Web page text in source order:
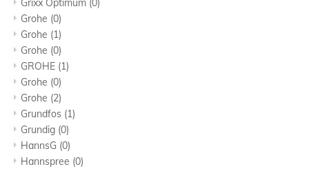
Grixx Optimum (0)
Grohe (0)
Grohe (1)
Grohe (0)
GROHE (1)
Grohe (0)
Grohe (2)
Grundfos (1)
Grundig (0)
HannsG (0)
Hannspree (0)